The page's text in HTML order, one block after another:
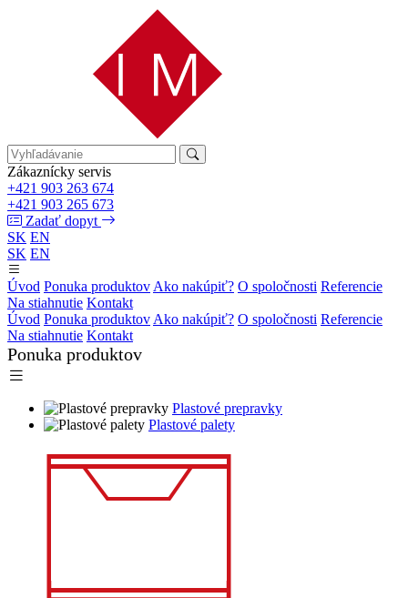
Zákaznícky servis
+421 903 263 674
+421 903 265 673
Zadať dopyt
SK EN
SK EN
Úvod Ponuka produktov Ako nakúpiť? O spoločnosti Referencie
Na stiahnutie Kontakt
Úvod Ponuka produktov Ako nakúpiť? O spoločnosti Referencie
Na stiahnutie Kontakt
Ponuka produktov
Plastové prepravky
Plastové palety